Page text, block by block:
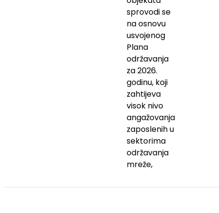
sprovodi se
na osnovu
usvojenog
Plana
održavanja
za 2026.
godinu, koji
zahtijeva
visok nivo
angažovanja
zaposlenih u
sektorima
održavanja
mreže,